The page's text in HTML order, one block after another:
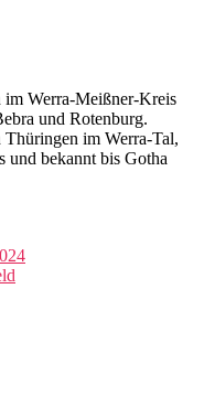
im Werra-Meißner-Kreis
und Rotenburg.
im Werra-Tal,
und bekannt bis Gotha